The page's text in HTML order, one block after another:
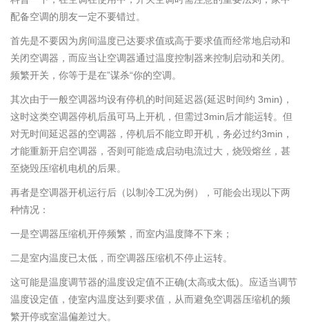
配备空调的朋友一定不要错过。
首先是不要因为房间温度已达要求值或高于要求值而经常地启动和
关闭空调器，而应当让空调器通过温度控制器来控制启动和关闭。
频繁开关，你等于是在”谋杀“你的空调。
其次由于一般空调器均设有停机的时间延迟器(延迟时间约 3min)，
这时这类空调器停机后虽可马上开机，但需过3min后才能运转。但
对无时间延迟器的空调器，停机后不能立即开机，务必过约3min，
才能重新开启空调器，否则可能造成启动电流过大，烧毁熔丝，甚
至烧毁压缩机电机的后果。
再者是空调器开机运行后（以制冷工况为例），可能会出现以下两
种情况：
一是空调器压缩机开停频繁，而室内温度降不下来；
二是室内温度已太低，而空调器压缩机不停止运转。
这可能是温度调节器的温度设定值不正确(太高或太低)。应适当调节
温度设定值，使室内温度达到要求值，从而避免空调器压缩机的频
繁开停或室温偏差过大。